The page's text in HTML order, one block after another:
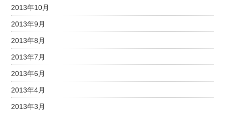
2013年10月
2013年9月
2013年8月
2013年7月
2013年6月
2013年4月
2013年3月